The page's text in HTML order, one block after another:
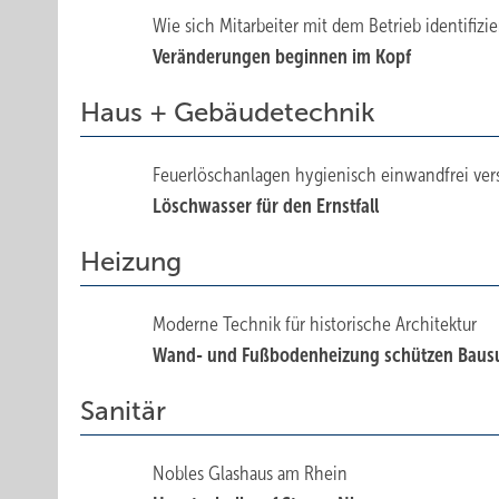
Wie sich Mitarbeiter mit dem Betrieb
Veränderungen beginnen im Kopf
Haus + Gebäudetechnik
Feuerlöschanlagen hygienisch einwandfrei
Löschwasser für den Ernstfall
Heizung
Moderne Technik für historische Architektur
Wand- und Fußbodenheizung schützen
Sanitär
Nobles Glashaus am Rhein